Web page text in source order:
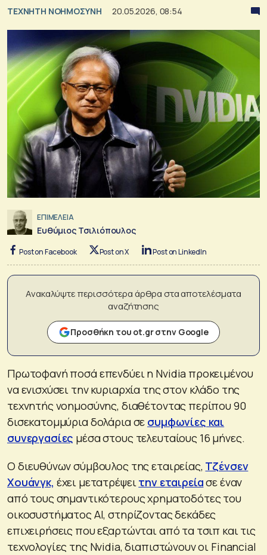
TΕΧΝΗΤΗ ΝΟΗΜΟΣΥΝΗ 20.05.2026, 08:54
ΕΠΙΜΕΛΕΙΑ
Ευθύμιος Τσιλιόπουλος
Post on Facebook Post on X Post on LinkedIn
Ανακαλύψτε περισσότερα άρθρα στα αποτελέσματα
αναζήτησης
Προσθήκη του ot.gr στην Google
Πρωτοφανή ποσά επενδύει η Nvidia προκειμένου
να ενισχύσει την κυριαρχία της στον κλάδο της
τεχνητής νοημοσύνης, διαθέτοντας περίπου 90
δισεκατομμύρια δολάρια σε συμφωνίες και
συνεργασίες μέσα στους τελευταίους 16 μήνες.
Ο διευθύνων σύμβουλος της εταιρείας, Τζένσεν
Χουάνγκ, έχει μετατρέψει την εταιρείασε έναν
από τους σημαντικότερους χρηματοδότες του
οικοσυστήματος AI, στηρίζοντας δεκάδες
επιχειρήσεις που εξαρτώνται από τα τσιπ και τις
τεχνολογίες της Nvidia, διαπιστώνουν οι Financial